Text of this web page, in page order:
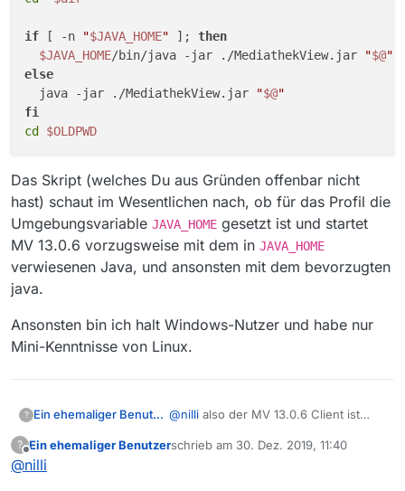
if [ -n "$JAVA_HOME" ]; then
$JAVA_HOME/bin/java -jar ./MediathekView.jar "$@"
else
  java -jar ./MediathekView.jar
"$@"
fi
cd
$OLDPWD
Das Skript (welches Du aus Gründen offenbar nicht
hast) schaut im Wesentlichen nach, ob für das Profil die
Umgebungsvariable JAVA_HOME gesetzt ist und startet
MV 13.0.6 vorzugsweise mit dem in JAVA_HOME
verwiesenen Java, und ansonsten mit dem bevorzugten
java.
Ansonsten bin ich halt Windows-Nutzer und habe nur
Mini-Kenntnisse von Linux.
? Ein ehemaliger Benutzer @nilli also der MV 13.0.6 Client ist
aktuell auf dem Server liegenden
Für mich sieht es so aus, als ob der
?
Offline
Ein ehemaliger Benutzerschrieb am 30. Dez. 2019, 11:40
zuletzt editiert von
@nilli